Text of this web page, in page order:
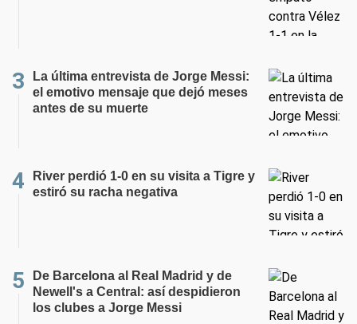
La última entrevista de Jorge Messi:
el emotivo mensaje que dejó meses
antes de su muerte
River perdió 1-0 en su visita a Tigre y
estiró su racha negativa
De Barcelona al Real Madrid y de
Newell's a Central: así despidieron
los clubes a Jorge Messi